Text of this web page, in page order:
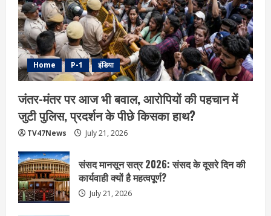
Home P-1 इंडिया
जंतर-मंतर पर आज भी बवाल, आरोपियों की पहचान में
जुटी पुलिस, प्रदर्शन के पीछे किसका हाथ?
TV47News July 21, 2026
संसद मानसून सत्र 2026: संसद के दूसरे दिन की
कार्यवाही क्यों है महत्वपूर्ण?
July 21, 2026